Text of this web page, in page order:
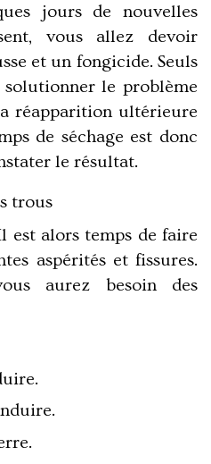
jours de nouvelles
vous allez devoir
et un fongicide. Seuls
le problème
réapparition ultérieure
de séchage est donc
le résultat.
trous
est alors temps de faire
aspérités et fissures.
aurez besoin des